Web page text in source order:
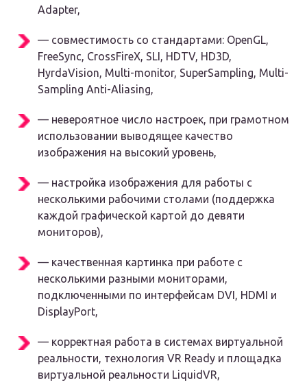
Adapter,
— совместимость со стандартами: OpenGL,
FreeSync, CrossFireX, SLI, HDTV, HD3D,
HyrdaVision, Multi-monitor, SuperSampling, Multi-
Sampling Anti-Aliasing,
— невероятное число настроек, при грамотном
использовании выводящее качество
изображения на высокий уровень,
— настройка изображения для работы с
несколькими рабочими столами (поддержка
каждой графической картой до девяти
мониторов),
— качественная картинка при работе с
несколькими разными мониторами,
подключенными по интерфейсам DVI, HDMI и
DisplayPort,
— корректная работа в системах виртуальной
реальности, технология VR Ready и площадка
виртуальной реальности LiquidVR,